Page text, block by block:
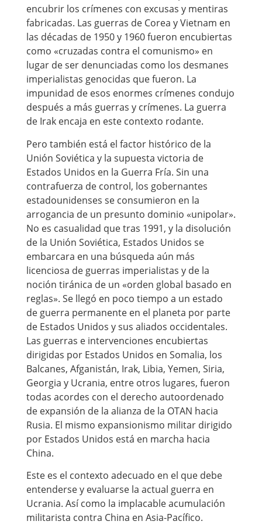
encubrir los crímenes con excusas y mentiras
fabricadas. Las guerras de Corea y Vietnam en
las décadas de 1950 y 1960 fueron encubiertas
como «cruzadas contra el comunismo» en
lugar de ser denunciadas como los desmanes
imperialistas genocidas que fueron. La
impunidad de esos enormes crímenes condujo
después a más guerras y crímenes. La guerra
de Irak encaja en este contexto rodante.
Pero también está el factor histórico de la
Unión Soviética y la supuesta victoria de
Estados Unidos en la Guerra Fría. Sin una
contrafuerza de control, los gobernantes
estadounidenses se consumieron en la
arrogancia de un presunto dominio «unipolar».
No es casualidad que tras 1991, y la disolución
de la Unión Soviética, Estados Unidos se
embarcara en una búsqueda aún más
licenciosa de guerras imperialistas y de la
noción tiránica de un «orden global basado en
reglas». Se llegó en poco tiempo a un estado
de guerra permanente en el planeta por parte
de Estados Unidos y sus aliados occidentales.
Las guerras e intervenciones encubiertas
dirigidas por Estados Unidos en Somalia, los
Balcanes, Afganistán, Irak, Libia, Yemen, Siria,
Georgia y Ucrania, entre otros lugares, fueron
todas acordes con el derecho autoordenado
de expansión de la alianza de la OTAN hacia
Rusia. El mismo expansionismo militar dirigido
por Estados Unidos está en marcha hacia
China.
Este es el contexto adecuado en el que debe
entenderse y evaluarse la actual guerra en
Ucrania. Así como la implacable acumulación
militarista contra China en Asia-Pacífico.